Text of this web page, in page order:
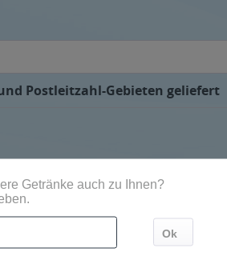
Postleitzahl-Gebieten geliefert